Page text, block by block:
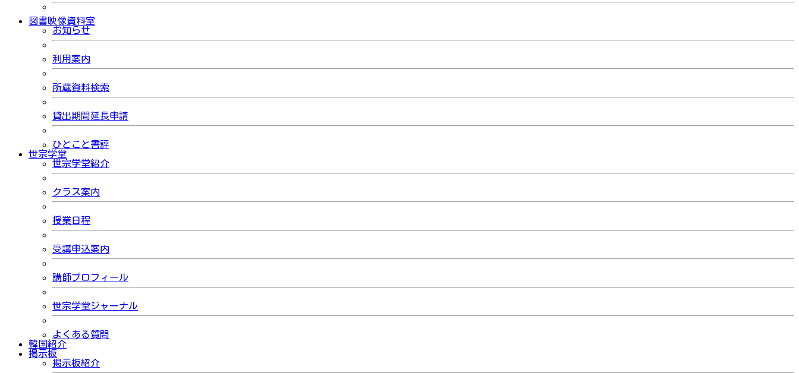
図書映像資料室
お知らせ
利用案内
所蔵資料検索
貸出期間延長申請
ひとこと書評
世宗学堂
世宗学堂紹介
クラス案内
授業日程
受講申込案内
講師プロフィール
世宗学堂ジャーナル
よくある質問
韓国紹介
掲示板
掲示板紹介